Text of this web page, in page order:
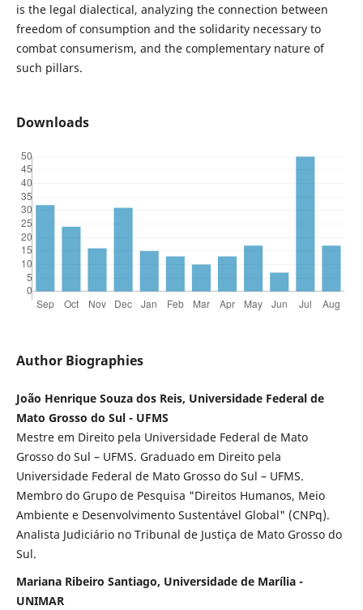
is the legal dialectical, analyzing the connection between
freedom of consumption and the solidarity necessary to
combat consumerism, and the complementary nature of
such pillars.
Downloads
Author Biographies
João Henrique Souza dos Reis, Universidade Federal de
Mato Grosso do Sul - UFMS
Mestre em Direito pela Universidade Federal de Mato
Grosso do Sul – UFMS. Graduado em Direito pela
Universidade Federal de Mato Grosso do Sul – UFMS.
Membro do Grupo de Pesquisa "Direitos Humanos, Meio
Ambiente e Desenvolvimento Sustentável Global" (CNPq).
Analista Judiciário no Tribunal de Justiça de Mato Grosso do
Sul.
Mariana Ribeiro Santiago, Universidade de Marília -
UNIMAR